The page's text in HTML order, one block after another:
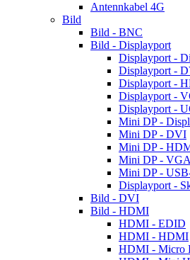
Antennkabel 4G
Bild
Bild - BNC
Bild - Displayport
Displayport -
Displayport -
Displayport -
Displayport -
Displayport -
Mini DP -
Mini DP - DVI
Mini DP -
Mini DP - VGA
Mini DP -
Displayport -
Bild - DVI
Bild - HDMI
HDMI - EDID
HDMI - HDMI
HDMI - Micro